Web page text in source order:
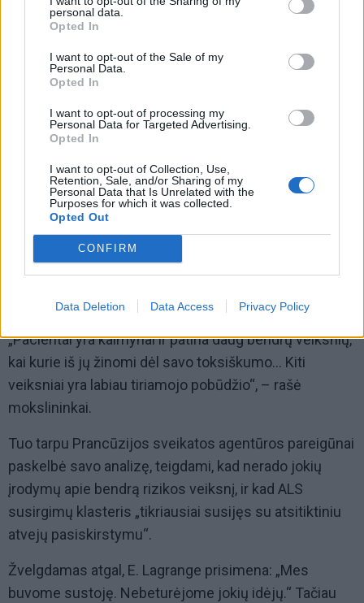
personal data.
Opted In
I want to opt-out of the Sale of my
Personal Data.
Opted In
I want to opt-out of processing my
Personal Data for Targeted Advertising.
Opted In
I want to opt-out of Collection, Use,
Retention, Sale, and/or Sharing of my
Personal Data that Is Unrelated with the
Purposes for which it was collected.
Opted Out
CONFIRM
Data Deletion Data Access Privacy Policy
klasteris Prancūzijos Alpėse: bendra aplinka ir
aštuonerių metų tikro atsakymo nerasta.
„Pacientai yra kaimynai ir patiria daug bendrų veiksnių,
kai kurie iš jų žinomi dėl savo toksiškumo... Kiti
veiksniai yra labiau tiriamojo pobūdžio“, – rašė
mokslininkai.
Tuo tarpu Prancūzijos sveikatos agentūros pareigūnai
paskelbė savo analizę, teigdami, kad nerado jokių
įrodymų apie bendrą rizikos veiksnį, ir kad ALS
susirgimų klasteris „tikriausiai susijęs su atsitiktiniu
atvejų pasiskirstymu“.
Žvelgdamas atgal, E. Lagrange prisimena: „Mes
buvome sustoję. Nebeturėjome jokių idėjų.“ Tačiau